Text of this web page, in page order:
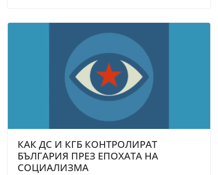
КАК ДС И КГБ КОНТРОЛИРАТ
БЪЛГАРИЯ ПРЕЗ ЕПОХАТА НА
СОЦИАЛИЗМА